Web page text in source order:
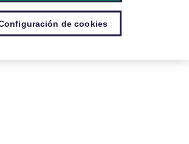
tratamiento de datos personalesy
de cookies